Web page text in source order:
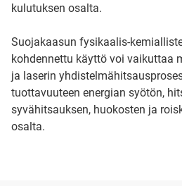
kulutuksen osalta.
Suojakaasun fysikaalis-
kohdennettu käyttö voi vaikuttaa
ja laserin
tuottavuuteen energian syötön,
syvähitsauksen, huokosten ja
osalta.